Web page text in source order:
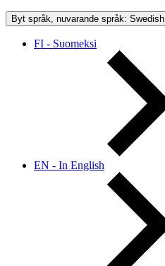
Byt språk, nuvarande språk: Swedish
FI - Suomeksi
EN - In English